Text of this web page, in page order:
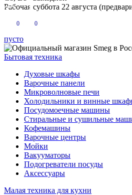
Рабочая суббота 22 августа
0 0
пусто
Бытовая техника
Духовые шкафы
Варочные панели
Микроволновые печи
Холодильники и винные
Посудомоечные машины
Стиральные и сушильные
Кофемашины
Варочные центры
Мойки
Вакууматоры
Подогреватели посуды
Аксессуары
Малая техника для кухни